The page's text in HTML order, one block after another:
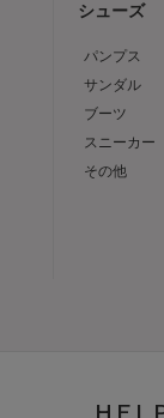
シューズ
パンプス
サンダル
ブーツ
スニーカー
その他